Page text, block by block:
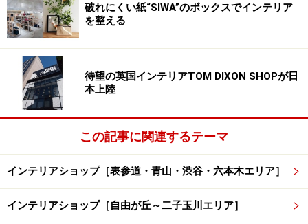
破れにくい紙“SIWA”のボックスでインテリア
を整える
待望の英国インテリアTOM DIXON SHOPが日
本上陸
この記事に関連するテーマ
インテリアショップ［表参道・青山・渋谷・六本木エリア］
インテリアショップ［自由が丘～二子玉川エリア］